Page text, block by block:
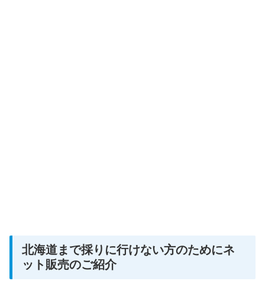
北海道まで採りに行けない方のためにネ
ット販売のご紹介